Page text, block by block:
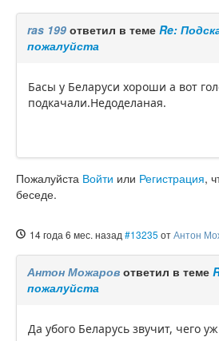
ras 199 ответил в теме Re:
пожалуйста
Басы у Беларуси хороши а вот
подкачали.Недоделаная.
Пожалуйста Войти или Регистрация,
беседе.
14 года 6 мес. назад #13235 отАнтон
Антон Можаров ответил в теме
пожалуйста
Да убого Беларусь звучит, чего